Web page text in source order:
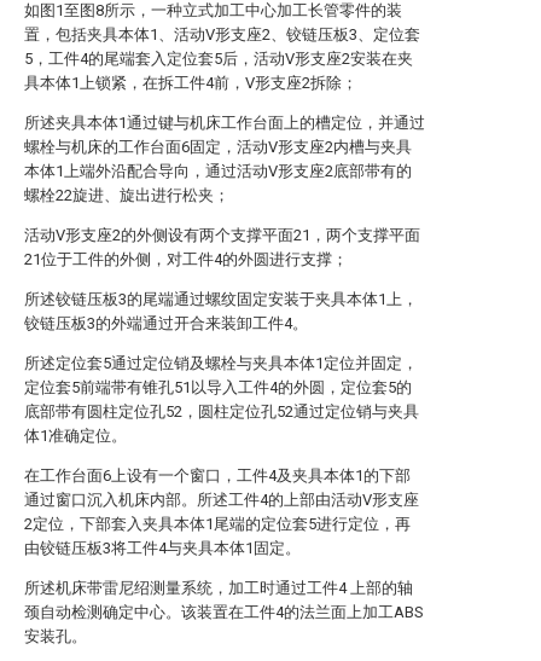
如图1至图8所示，一种立式加工中心加工长管零件的装
置，包括夹具本体1、活动V形支座2、铰链压板3、定位套
5，工件4的尾端套入定位套5后，活动V形支座2安装在夹
具本体1上锁紧，在拆工件4前，V形支座2拆除；
所述夹具本体1通过键与机床工作台面上的槽定位，并通过
螺栓与机床的工作台面6固定，活动V形支座2内槽与夹具
本体1上端外沿配合导向，通过活动V形支座2底部带有的
螺栓22旋进、旋出进行松夹；
活动V形支座2的外侧设有两个支撑平面21，两个支撑平面
21位于工件的外侧，对工件4的外圆进行支撑；
所述铰链压板3的尾端通过螺纹固定安装于夹具本体1上，
铰链压板3的外端通过开合来装卸工件4。
所述定位套5通过定位销及螺栓与夹具本体1定位并固定，
定位套5前端带有锥孔51以导入工件4的外圆，定位套5的
底部带有圆柱定位孔52，圆柱定位孔52通过定位销与夹具
体1准确定位。
在工作台面6上设有一个窗口，工件4及夹具本体1的下部
通过窗口沉入机床内部。所述工件4的上部由活动V形支座
2定位，下部套入夹具本体1尾端的定位套5进行定位，再
由铰链压板3将工件4与夹具本体1固定。
所述机床带雷尼绍测量系统，加工时通过工件4 上部的轴
颈自动检测确定中心。该装置在工件4的法兰面上加工ABS
安装孔。